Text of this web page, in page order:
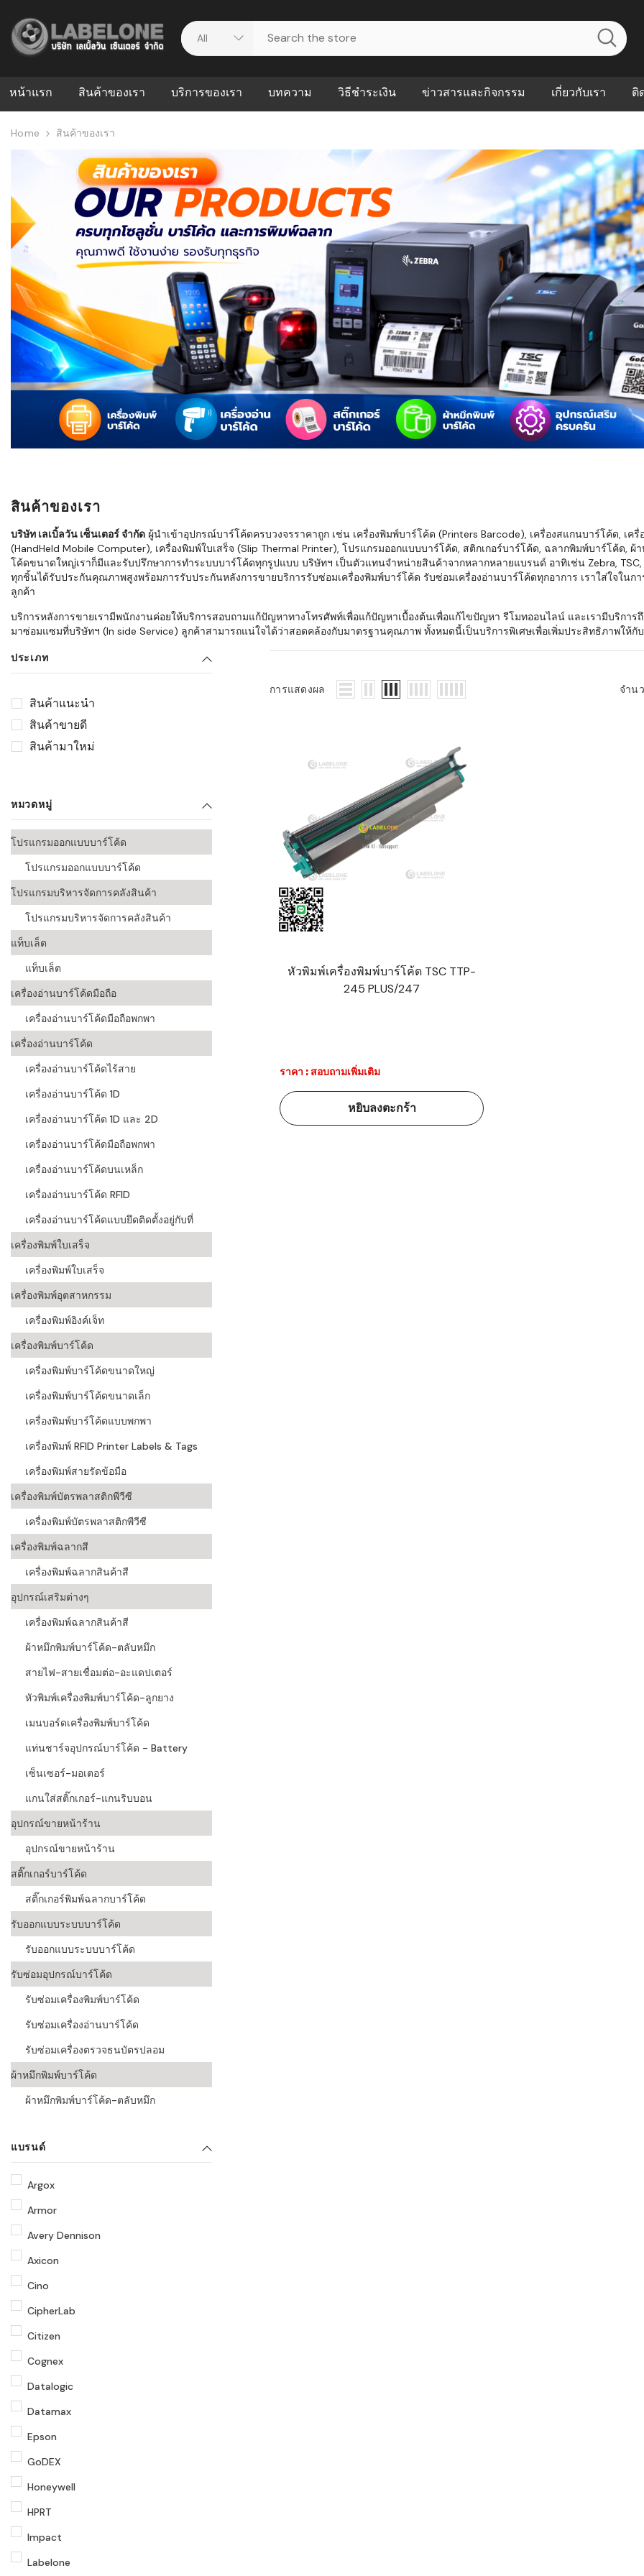
หน้าแรก สินค้าของเรา บริการของเรา
ดาวน์โหลดไดร์เวอร์
วีดีโอแนะนำ
บทความ
บริหารคลังสินค้าที่ช่วยลด
สต็อกแบบ Real-time
ปัญหาคลังสินค้าที่บอกว่า
ธุรกิจของคุณควรเริ่มใช้
WMS กับ ERP ต่างกัน
อย่างไร? ทำไมหลายธุรกิจ
ต้องใช้ร่วมกัน
ใช้ Excel คุมสต็อก กับใช้
WMS ต่างกันอย่างไร?
แบบไหนเหมาะกับธุรกิจที่
กำลังเติบโต
ขั้นตอนการทำงานของ
WMS ตั้งแต่รับสินค้า จัด
เก็บ หยิบ แพ็ก จนถึงจัดส่ง
อย่างไร
WMS สำหรับธุรกิจ 3PL,
ค้าส่ง และ E-Commerce:
แนะนำ Checklist ก่อน
เลือกระบบ WMS: ธุรกิจ
ก่อนเริ่มติดตั้ง
ระบบบาร์โค้ดในธุรกิจขน
ระบบบาร์โค้ดในธุรกิจ
ขายธุรกิจค้าปลีก
การพัฒนาบาร์โค้ดในงาน
อุตสาหกรรม
ระบบบาร์โค้ดใน
อุตสาหกรรมยานยนต์
อุตสาหกรรมเสื้อผ้า
แพทย์
ระบบบาร์โค้ดในด้านการ
วิธีชำระเงิน ข่าวสารและกิจกรรม เกี่ยวกับเรา
FAQs
Our Customer
ติ
Home สินค้าของเรา
สินค้าของเรา
บริษัท เลเบิ้ลวัน เซ็นเตอร์ จำกัด ผู้นำเข้าอุปกรณ์บาร์โค้ดครบวงจรราคาถูก เช่น เครื่องพิมพ์บาร์โค้ด (Printers Barcode), เครื่องสแกนบาร์โค้ด, เค
(HandHeld Mobile Computer), เครื่องพิมพ์ใบเสร็จ (Slip Thermal Printer), โปรแกรมออกแบบบาร์โค้ด, สติกเกอร์บาร์โค้ด, ฉลากพิมพ์บาร์โค้ด,
โค้ดขนาดใหญ่เราก็มีและรับปรึกษาการทำระบบบาร์โค้ดทุกรูปแบบ บริษัทฯ เป็นตัวแทนจำหน่ายสินค้าจากหลากหลายแบรนด์ อาทิเช่น Zebra, TSC,
ทุกชิ้นได้รับประกันคุณภาพสูงพร้อมการรับประกันหลังการขายบริการรับซ่อมเครื่องพิมพ์บาร์โค้ด รับซ่อมเครื่องอ่านบาร์โค้ดทุกอาการ เราใส่ใจใน
ลูกค้า
บริการหลังการขายเรามีพนักงานค่อยให้บริการสอบถามแก้ปัญหาทางโทรศัพท์เพื่อแก้ปัญหาเบื้องต้นเพื่อแก้ไขปัญหา รีโมทออนไลน์ และเรามีบริการ
มาซ่อมแซมที่บริษัทฯ (In side Service) ลูกค้าสามารถแน่ใจได้ว่าสอดคล้องกับมาตรฐานคุณภาพ ทั้งหมดนี้เป็นบริการพิเศษเพื่อเพิ่มประสิทธิภาพให้กั
ประเภท
สินค้าแนะนำ
สินค้าขายดี
สินค้ามาใหม่
หมวดหมู่
โปรแกรมออกแบบบาร์โค้ด
โปรแกรมออกแบบบาร์โค้ด
โปรแกรมบริหารจัดการคลังสินค้า
โปรแกรมบริหารจัดการคลังสินค้า
แท็บเล็ต
แท็บเล็ต
เครื่องอ่านบาร์โค้ดมือถือ
เครื่องอ่านบาร์โค้ดมือถือพกพา
เครื่องอ่านบาร์โค้ด
เครื่องอ่านบาร์โค้ดไร้สาย
เครื่องอ่านบาร์โค้ด 1D
เครื่องอ่านบาร์โค้ด 1D และ 2D
เครื่องอ่านบาร์โค้ดมือถือพกพา
เครื่องอ่านบาร์โค้ดบนเหล็ก
เครื่องอ่านบาร์โค้ด RFID
เครื่องอ่านบาร์โค้ดแบบยึดติดตั้งอยู่กับที่
เครื่องพิมพ์ใบเสร็จ
เครื่องพิมพ์ใบเสร็จ
เครื่องพิมพ์อุตสาหกรรม
เครื่องพิมพ์อิงค์เจ็ท
เครื่องพิมพ์บาร์โค้ด
เครื่องพิมพ์บาร์โค้ดขนาดใหญ่
เครื่องพิมพ์บาร์โค้ดขนาดเล็ก
เครื่องพิมพ์บาร์โค้ดแบบพกพา
เครื่องพิมพ์ RFID Printer Labels & Tags
เครื่องพิมพ์สายรัดข้อมือ
เครื่องพิมพ์บัตรพลาสติกพีวีซี
เครื่องพิมพ์บัตรพลาสติกพีวีซี
เครื่องพิมพ์ฉลากสี
เครื่องพิมพ์ฉลากสินค้าสี
อุปกรณ์เสริมต่างๆ
เครื่องพิมพ์ฉลากสินค้าสี
ผ้าหมึกพิมพ์บาร์โค้ด-ตลับหมึก
สายไฟ-สายเชื่อมต่อ-อะแดปเตอร์
หัวพิมพ์เครื่องพิมพ์บาร์โค้ด-ลูกยาง
เมนบอร์ดเครื่องพิมพ์บาร์โค้ด
แท่นชาร์จอุปกรณ์บาร์โค้ด - Battery
เซ็นเซอร์-มอเตอร์
แกนใส่สติ๊กเกอร์-แกนริบบอน
อุปกรณ์ขายหน้าร้าน
อุปกรณ์ขายหน้าร้าน
สติ๊กเกอร์บาร์โค้ด
สติ๊กเกอร์พิมพ์ฉลากบาร์โค้ด
รับออกแบบระบบบาร์โค้ด
รับออกแบบระบบบาร์โค้ด
รับซ่อมอุปกรณ์บาร์โค้ด
รับซ่อมเครื่องพิมพ์บาร์โค้ด
รับซ่อมเครื่องอ่านบาร์โค้ด
รับซ่อมเครื่องตรวจธนบัตรปลอม
ผ้าหมึกพิมพ์บาร์โค้ด
ผ้าหมึกพิมพ์บาร์โค้ด-ตลับหมึก
แบรนด์
Argox
Armor
Avery Dennison
Axicon
Cino
CipherLab
Citizen
Cognex
Datalogic
Datamax
Epson
GoDEX
Honeywell
HPRT
Impact
Labelone
การแสดงผล จำน
หัวพิมพ์เครื่องพิมพ์บาร์โค้ด TSC TTP-
245 PLUS/247
ราคา : สอบถามเพิ่มเติม
หยิบลงตะกร้า